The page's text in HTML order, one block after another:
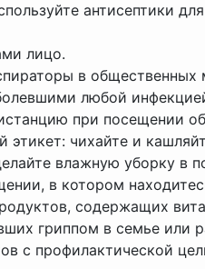
антисептики
лицо.
в общественных
любой
при посещении
чихайте и
влажную уборку в
в котором
содержащих
гриппом в семье или
с профилактической